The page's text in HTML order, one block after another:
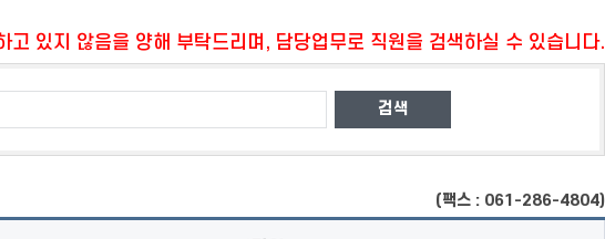
있지 않음을 양해 부탁드리며, 담당업무로 직원을 검색하실 수 있습니다.
(팩스 : 061-286-4804)